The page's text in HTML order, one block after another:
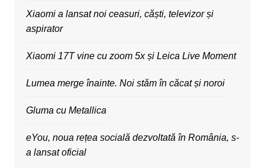
Xiaomi a lansat noi ceasuri, căști, televizor și
aspirator
Xiaomi 17T vine cu zoom 5x și Leica Live Moment
Lumea merge înainte. Noi stăm în căcat și noroi
Gluma cu Metallica
eYou, noua rețea socială dezvoltată în România, s-
a lansat oficial